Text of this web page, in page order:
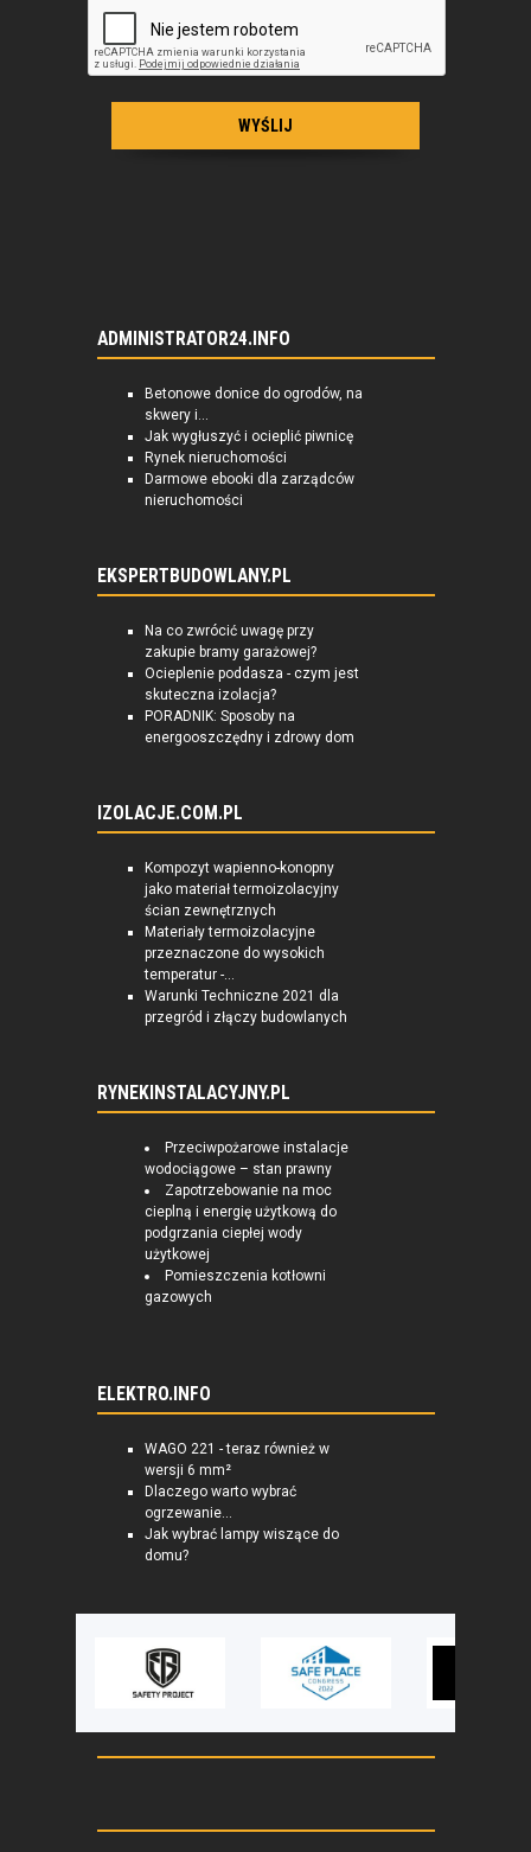
ADMINISTRATOR24.INFO
Betonowe donice do ogrodów, na
skwery i...
Jak wygłuszyć i ocieplić piwnicę
Rynek nieruchomości
Darmowe ebooki dla zarządców
nieruchomości
EKSPERTBUDOWLANY.PL
Na co zwrócić uwagę przy
zakupie bramy garażowej?
Ocieplenie poddasza - czym jest
skuteczna izolacja?
PORADNIK: Sposoby na
energooszczędny i zdrowy dom
IZOLACJE.COM.PL
Kompozyt wapienno-konopny
jako materiał termoizolacyjny
ścian zewnętrznych
Materiały termoizolacyjne
przeznaczone do wysokich
temperatur -...
Warunki Techniczne 2021 dla
przegród i złączy budowlanych
RYNEKINSTALACYJNY.PL
Przeciwpożarowe instalacje
wodociągowe – stan prawny
Zapotrzebowanie na moc
cieplną i energię użytkową do
podgrzania ciepłej wody
użytkowej
Pomieszczenia kotłowni
gazowych
ELEKTRO.INFO
WAGO 221 - teraz również w
wersji 6 mm²
Dlaczego warto wybrać
ogrzewanie...
Jak wybrać lampy wiszące do
domu?